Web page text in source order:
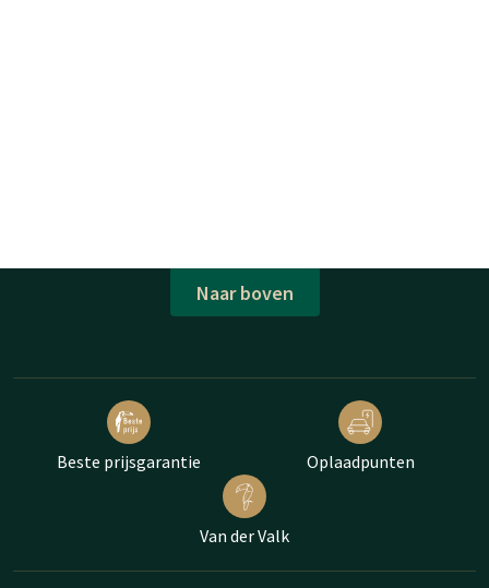
Naar boven
Beste prijsgarantie Oplaadpunten
Van der Valk